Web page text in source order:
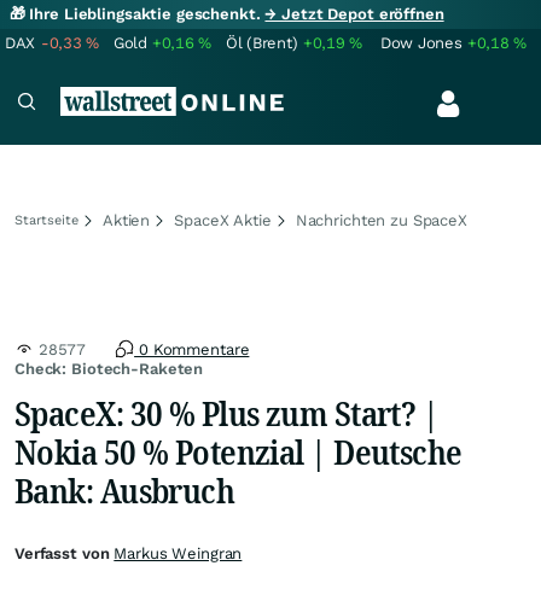
🎁 Ihre Lieblingsaktie geschenkt.→ Jetzt Depot eröffnen
DAX -0,33% Gold +0,16% Öl (Brent) +0,19% Dow Jones +0,18%
Startseite Aktien SpaceX Aktie Nachrichten zu SpaceX
Check: Biotech-Raketen
28577 0 Kommentare
SpaceX: 30 % Plus zum Start? |
Nokia 50 % Potenzial | Deutsche
Bank: Ausbruch
Verfasst von Markus Weingran